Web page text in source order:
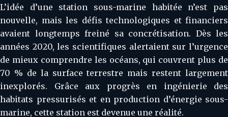
L’idée d’une station sous-marine habitée n’est pas
nouvelle, mais les défis technologiques et financiers
avaient longtemps freiné sa concrétisation. Dès les
années 2020, les scientifiques alertaient sur l’urgence
de mieux comprendre les océans, qui couvrent plus de
70 % de la surface terrestre mais restent largement
inexplorés. Grâce aux progrès en ingénierie des
habitats pressurisés et en production d’énergie sous-
marine, cette station est devenue une réalité.